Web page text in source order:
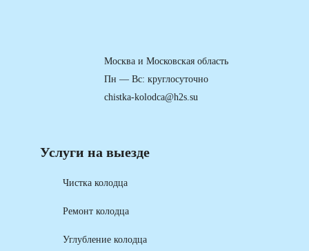
Услуги на выезде
Чистка колодца
Ремонт колодца
Углубление колодца
Москва и Московская область
Пн — Вс: круглосуточно
chistka-kolodca@h2s.su